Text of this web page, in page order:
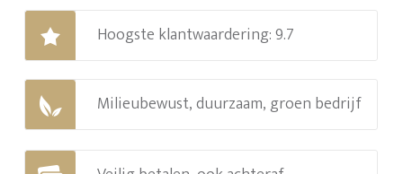
Hoogste klantwaardering: 9.7
Milieubewust, duurzaam, groen bedrijf